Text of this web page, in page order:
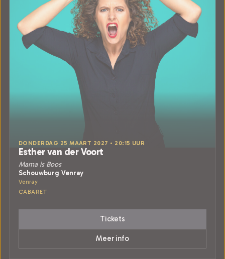
DONDERDAG 25 MAART 2027 • 20:15 UUR
Esther van der Voort
Mama is Boos
Schouwburg Venray
Venray
CABARET
Tickets
Meer info